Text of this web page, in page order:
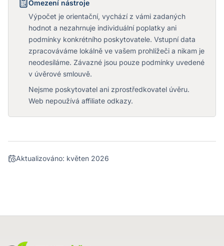
Omezení nástroje
Výpočet je orientační, vychází z vámi zadaných
hodnot a nezahrnuje individuální poplatky ani
podmínky konkrétního poskytovatele. Vstupní data
zpracováváme lokálně ve vašem prohlížeči a nikam je
neodesíláme. Závazné jsou pouze podmínky uvedené
v úvěrové smlouvě.
Nejsme poskytovatel ani zprostředkovatel úvěru.
Web nepoužívá affiliate odkazy.
Aktualizováno: květen 2026